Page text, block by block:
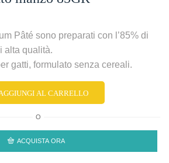
Pâté sono preparati con l’85% di
alta qualità.
gatti, formulato senza cereali.
AL CARRELLO
O
ACQUISTA ORA